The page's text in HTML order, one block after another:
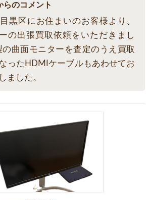
らのコメント
黒区にお住まいのお客様より、
の出張買取依頼をいただきまし
曲面モニターを査定のうえ買取
ったHDMIケーブルもあわせてお
ました。